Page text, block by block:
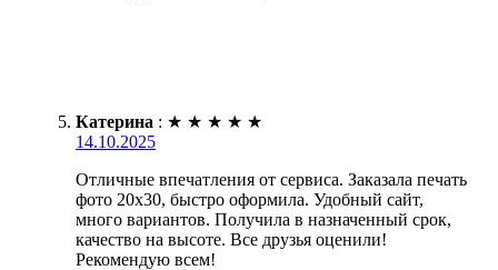
Катерина : ★ ★ ★ ★ ★
14.10.2025
Отличные впечатления от сервиса. Заказала печать
фото 20х30, быстро оформила. Удобный сайт,
много вариантов. Получила в назначенный срок,
качество на высоте. Все друзья оценили!
Рекомендую всем!